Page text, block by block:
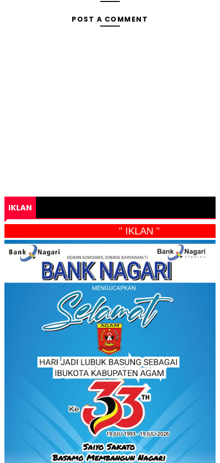
POST A COMMENT
IKLAN
" IKLAN "